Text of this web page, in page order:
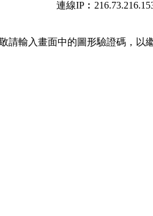
連線
請輸入畫面中的圖形驗證碼，以